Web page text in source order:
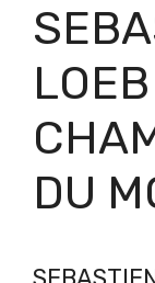
LOEB
DU